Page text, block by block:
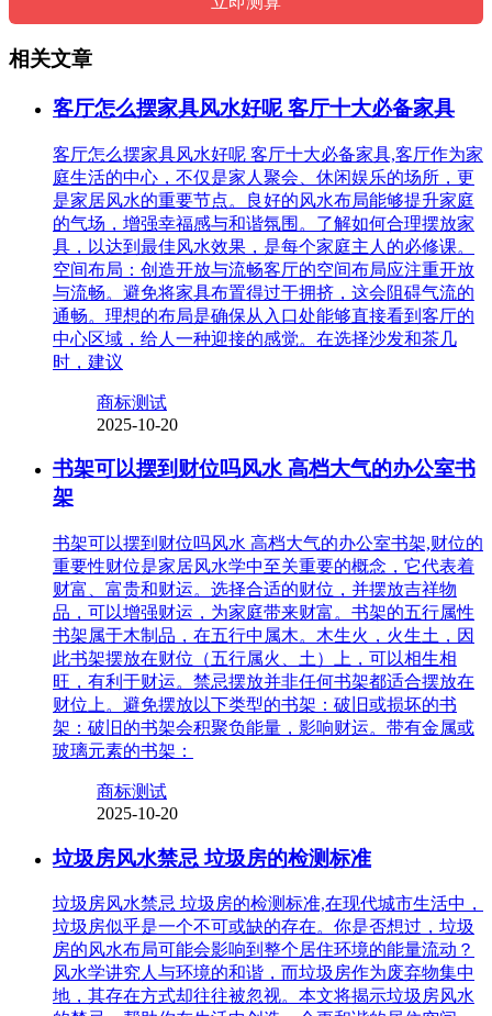
相关文章
客厅怎么摆家具风水好呢 客厅十大必备家具
客厅怎么摆家具风水好呢 客厅十大必备家具,客厅作为家
庭生活的中心，不仅是家人聚会、休闲娱乐的场所，更
是家居风水的重要节点。良好的风水布局能够提升家庭
的气场，增强幸福感与和谐氛围。了解如何合理摆放家
具，以达到最佳风水效果，是每个家庭主人的必修课。
空间布局：创造开放与流畅客厅的空间布局应注重开放
与流畅。避免将家具布置得过于拥挤，这会阻碍气流的
通畅。理想的布局是确保从入口处能够直接看到客厅的
中心区域，给人一种迎接的感觉。在选择沙发和茶几
时，建议
商标测试
2025-10-20
书架可以摆到财位吗风水 高档大气的办公室书
架
书架可以摆到财位吗风水 高档大气的办公室书架,财位的
重要性财位是家居风水学中至关重要的概念，它代表着
财富、富贵和财运。选择合适的财位，并摆放吉祥物
品，可以增强财运，为家庭带来财富。书架的五行属性
书架属于木制品，在五行中属木。木生火，火生土，因
此书架摆放在财位（五行属火、土）上，可以相生相
旺，有利于财运。禁忌摆放并非任何书架都适合摆放在
财位上。避免摆放以下类型的书架：破旧或损坏的书
架：破旧的书架会积聚负能量，影响财运。带有金属或
玻璃元素的书架：
商标测试
2025-10-20
垃圾房风水禁忌 垃圾房的检测标准
垃圾房风水禁忌 垃圾房的检测标准,在现代城市生活中，
垃圾房似乎是一个不可或缺的存在。你是否想过，垃圾
房的风水布局可能会影响到整个居住环境的能量流动？
风水学讲究人与环境的和谐，而垃圾房作为废弃物集中
地，其存在方式却往往被忽视。本文将揭示垃圾房风水